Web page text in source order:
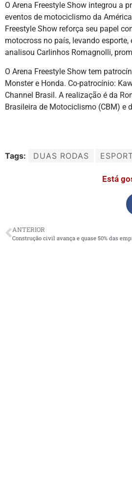
O Arena Freestyle Show integrou a
eventos de motociclismo da
Freestyle Show reforça seu papel
motocross no país, levando
analisou Carlinhos Romagnolli,
O Arena Freestyle Show tem
Monster e Honda. Co-patrocínio:
Channel Brasil. A realização é da
Brasileira de Motociclismo (CBM) e
Tags: DUAS RODAS
Está
ANTERIOR